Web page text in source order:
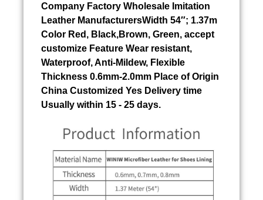
Company Factory Wholesale Imitation
Leather ManufacturersWidth 54″; 1.37m
Color Red, Black,Brown, Green, accept
customize Feature Wear resistant,
Waterproof, Anti-Mildew, Flexible
Thickness 0.6mm-2.0mm Place of Origin
China Customized Yes Delivery time
Usually within 15 - 25 days.